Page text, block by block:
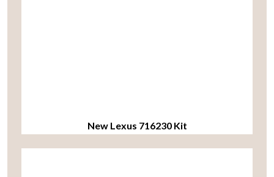
New Lexus 716230 Kit